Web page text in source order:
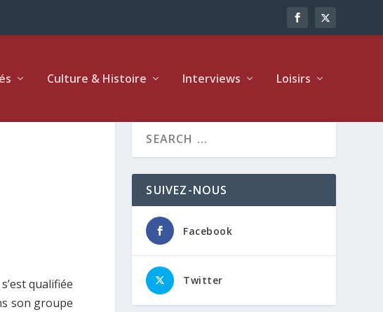
Culture & Histoire Interviews Loisirs
qualifiée
son groupe
SUIVEZ-NOUS
Facebook
Twitter